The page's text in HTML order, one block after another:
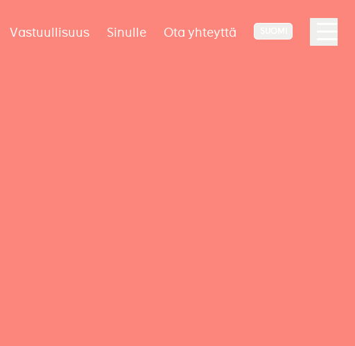
Vastuullisuus Sinulle Ota yhteyttä